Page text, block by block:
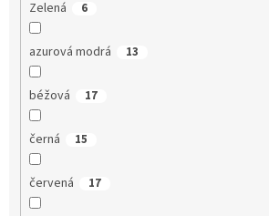
Zelená 6
azurová modrá 13
béžová 17
černá 15
červená 17